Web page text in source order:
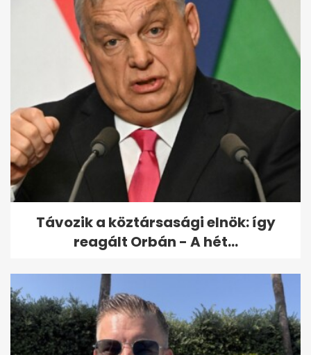
Távozik a köztársasági elnök: így
reagált Orbán - A hét...